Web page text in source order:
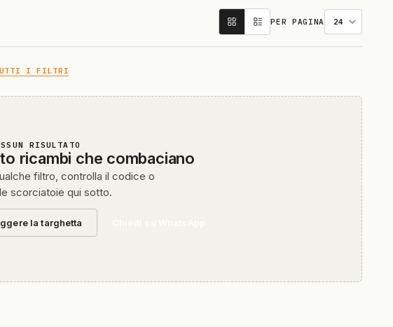
PER PAGINA
I FILTRI
RISULTATO
ricambi che combaciano
filtro, controlla il codice o
scorciatoie qui sotto.
la targhetta